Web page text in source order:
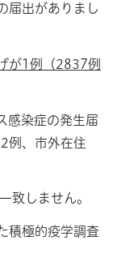
届出がありまし
が1例（2837例
感染症の発生届
例、市外在住
致しません。
積極的疫学調査